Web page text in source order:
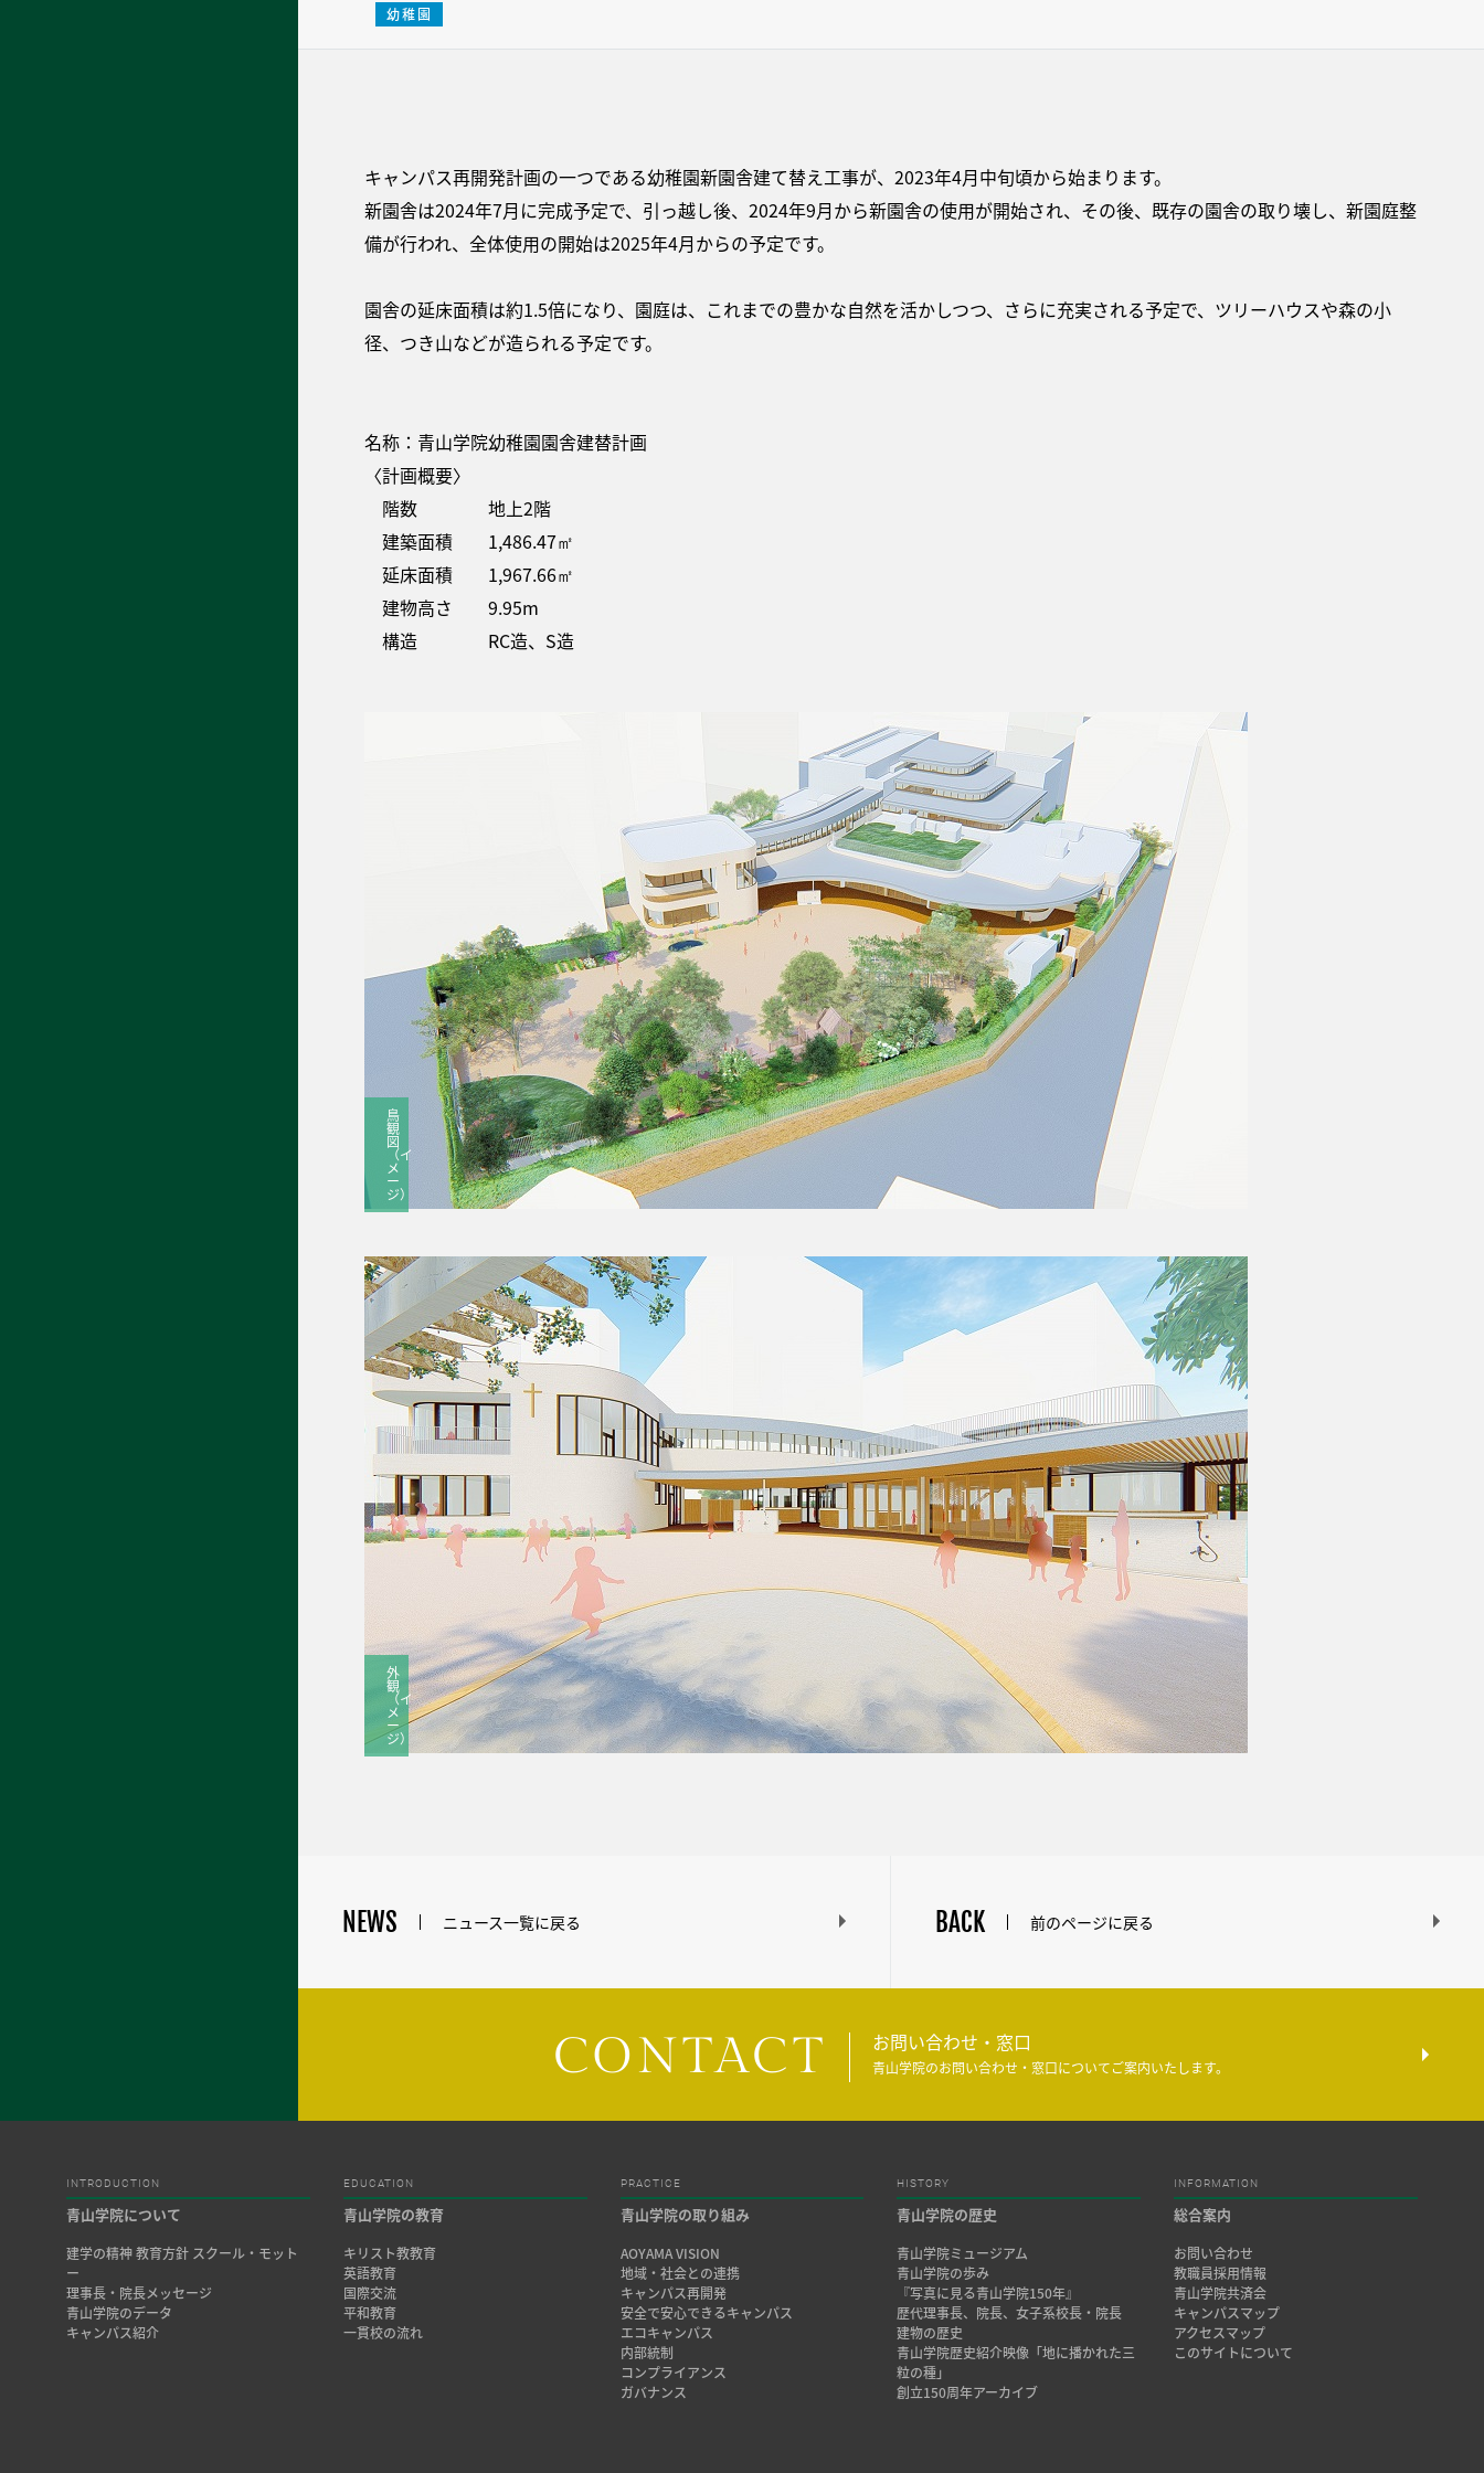
幼稚園
キャンパス再開発計画の一つである幼稚園新園舎建て替え工事が、2023年4月中旬頃から始まります。
新園舎は2024年7月に完成予定で、引っ越し後、2024年9月から新園舎の使用が開始され、その後、既存の園舎の取り壊し、新園庭整
備が行われ、全体使用の開始は2025年4月からの予定です。
園舎の延床面積は約1.5倍になり、園庭は、これまでの豊かな自然を活かしつつ、さらに充実される予定で、ツリーハウスや森の小
径、つき山などが造られる予定です。
名称：青山学院幼稚園園舎建替計画
〈計画概要〉
階数 地上2階
建築面積 1,486.47㎡
延床面積 1,967.66㎡
建物高さ 9.95m
構造 RC造、S造
鳥
観
図
（イ
メ
ー
ジ）
外
観
（イ
メ
ー
ジ）
NEWS ニュース一覧に戻る BACK 前のページに戻る
CONTACT お問い合わせ・窓口
青山学院のお問い合わせ・窓口についてご案内いたします。
INTRODUCTION
青山学院について
建学の精神 教育方針 スクール・モット
ー
理事長・院長メッセージ
青山学院のデータ
キャンパス紹介
EDUCATION
青山学院の教育
キリスト教教育
英語教育
国際交流
平和教育
一貫校の流れ
PRACTICE
青山学院の取り組み
AOYAMA VISION
地域・社会との連携
キャンパス再開発
安全で安心できるキャンパス
エコキャンパス
内部統制
コンプライアンス
ガバナンス
HISTORY
青山学院の歴史
青山学院ミュージアム
青山学院の歩み
『写真に見る青山学院150年』
歴代理事長、院長、女子系校長・院長
建物の歴史
青山学院歴史紹介映像「地に播かれた三
粒の種」
創立150周年アーカイブ
INFORMATION
総合案内
お問い合わせ
教職員採用情報
青山学院共済会
キャンパスマップ
アクセスマップ
このサイトについて